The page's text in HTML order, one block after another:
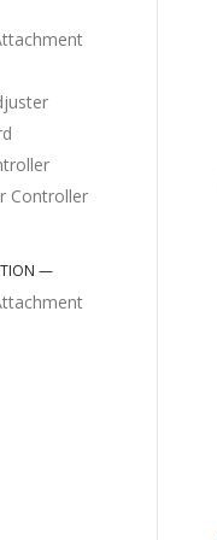
Controller
—